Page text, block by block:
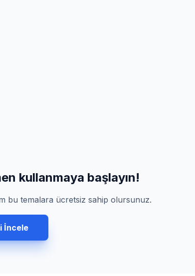
kullanmaya başlayın!
bu temalara ücretsiz sahip olursunuz.
İncele